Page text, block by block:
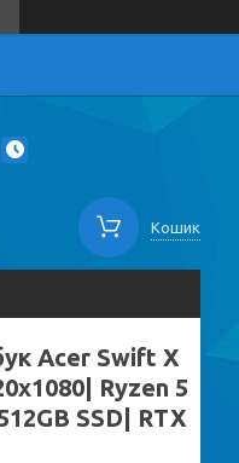
Кошик
Acer Swift X
Ryzen 5
SSD| RTX